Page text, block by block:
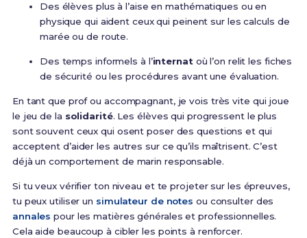
Des élèves plus à l’aise en mathématiques ou en
physique qui aident ceux qui peinent sur les calculs de
marée ou de route.
Des temps informels à l’internatoù l’on relit les fiches
de sécurité ou les procédures avant une évaluation.
En tant que prof ou accompagnant, je vois très vite qui joue
le jeu de la solidarité. Les élèves qui progressent le plus
sont souvent ceux qui osent poser des questions et qui
acceptent d’aider les autres sur ce qu’ils maîtrisent. C’est
déjà un comportement de marin responsable.
Si tu veux vérifier ton niveau et te projeter sur les épreuves,
tu peux utiliser un simulateur de notes ou consulter des
annales pour les matières générales et professionnelles.
Cela aide beaucoup à cibler les points à renforcer.